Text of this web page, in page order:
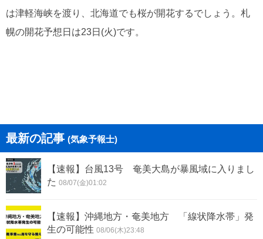
は津軽海峡を渡り、北海道でも桜が開花するでしょう。札
幌の開花予想日は23日(火)です。
最新の記事 (気象予報士)
【速報】台風13号 奄美大島が暴風域に入りまし
た 08/07(金)01:02
【速報】沖縄地方・奄美地方 「線状降水帯」発
生の可能性 08/06(木)23:48